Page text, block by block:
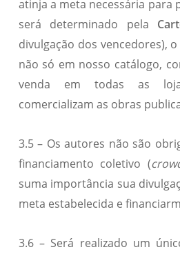
atinja a meta necessária para
será determinado pela
divulgação dos vencedores),
não só em nosso catálogo,
venda em todas as
comercializam as obras
3.5 – Os autores não são
financiamento coletivo (
suma importância sua
meta estabelecida e
3.6 – Será realizado um